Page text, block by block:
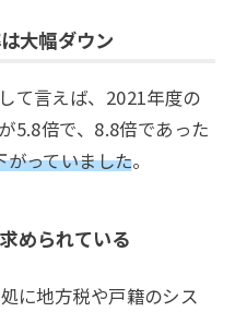
大幅ダウン
て言えば、2021年度の
5.8倍で、8.8倍であった
がっていました。
められている
に地方税や戸籍のシス